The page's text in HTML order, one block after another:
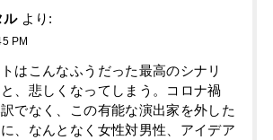
ル より:
PM
はこんなふうだった最高のシナリ
、悲しくなってしまう。コロナ禍
でなく、この有能な演出家を外した
に、なんとなく女性対男性、アイデア